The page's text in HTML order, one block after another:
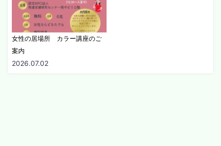
女性の居場所 カラー講座のご
案内
2026.07.02